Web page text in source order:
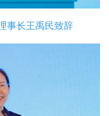
事长王禹民致辞